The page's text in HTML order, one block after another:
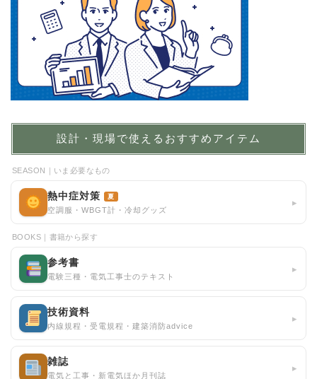
設計・現場で使えるおすすめアイテム
SEASON｜いま必要なもの
熱中症対策 夏
空調服・WBGT計・冷却グッズ
▸
BOOKS｜書籍から探す
参考書
電験三種・電気工事士のテキスト
▸
技術資料
内線規程・受電規程・建築消防advice
▸
雑誌
電気と工事・新電気ほか月刊誌
▸